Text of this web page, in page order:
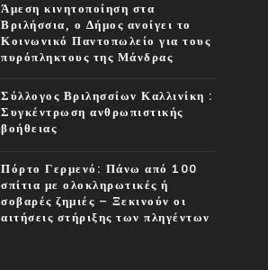
Άμεση κινητοποίηση στα
Βριλήσσια, ο Δήμος ανοίγει το
Κοινωνικό Παντοπωλείο για τους
πυρόπληκτους της Μάνδρας
Σύλλογος Βριλησσίων Καλλινίκη :
Συγκέντρωση ανθρωπιστικής
βοήθειας
Πόρτο Γερμενό: Πάνω από 100
σπίτια με ολοκληρωτικές ή
σοβαρές ζημιές – Ξεκινούν οι
αιτήσεις στήριξης των πληγέντων